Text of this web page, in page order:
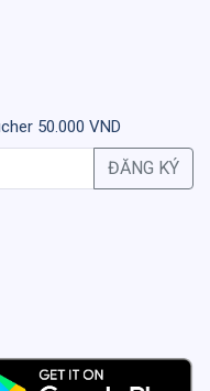
50.000 VND
ĐĂNG KÝ